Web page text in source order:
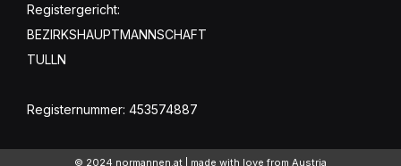
Registergericht:
BEZIRKSHAUPTMANNSCHAFT
TULLN
Registernummer: 453574887
© 2024 normannen.at | made with love from Austria